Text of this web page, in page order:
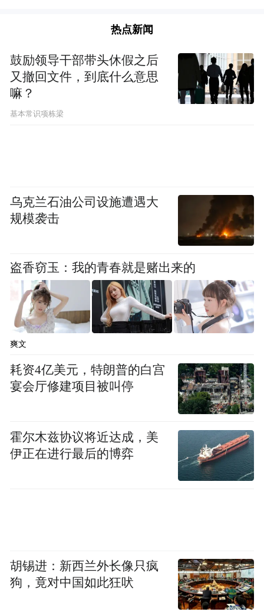
到时候元旦、春节，估计会有不少人，想要
嗯，又要爽吃一波先发红利。
现在买 17 Pro Max，还是蹲蹲下个月的 17
Ultra？
热点新闻
鼓励领导干部带头休假之后
又撤回文件，到底什么意思
嘛？
基本常识项栋梁
乌克兰石油公司设施遭遇大
规模袭击
盗香窃玉：我的青春就是赌出来的
爽文
耗资4亿美元，特朗普的白宫
宴会厅修建项目被叫停
霍尔木兹协议将近达成，美
伊正在进行最后的博弈
胡锡进：新西兰外长像只疯
狗，竟对中国如此狂吠